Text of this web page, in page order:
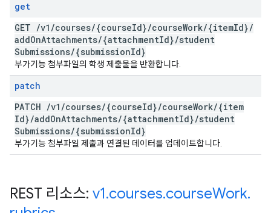
get
GET /v1 /courses/{courseId}/courseWork/{itemId}/
addOnAttachments/{attachmentId}/student
Submissions/{submissionId}
부가기능 첨부파일의 학생 제출물을 반환합니다.
patch
PATCH /v1 /courses/{courseId}/courseWork/{item
Id}/addOnAttachments/{attachmentId}/student
Submissions/{submissionId}
부가기능 첨부파일 제출과 연결된 데이터를 업데이트합니다.
REST 리소스: v1.courses.courseWork.